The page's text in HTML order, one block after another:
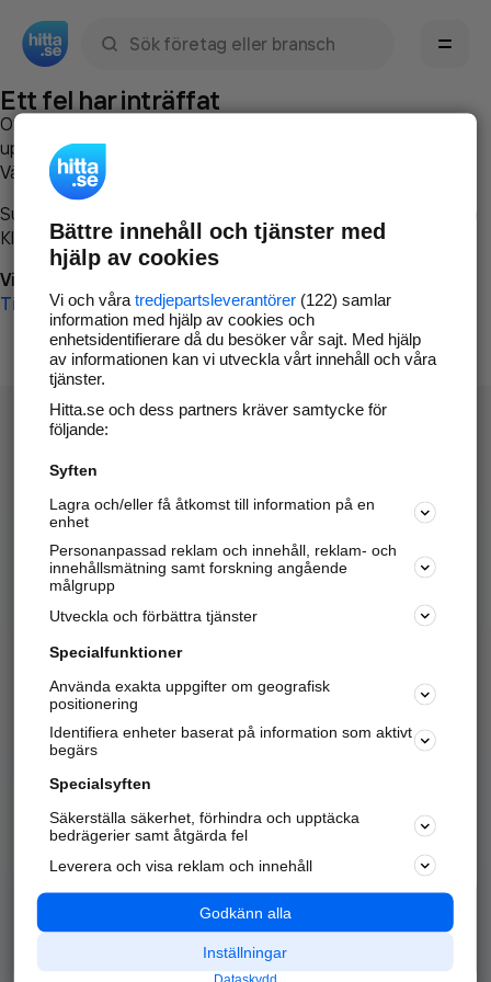
Ett fel har inträffat
Om du vill kan du
uppstod så att vi lättare och snabbare kan avhjälpa det.
Vänligen försök med följande:
Surfa till
Klicka påTillbaka-knappen i webbläsaren och försök igen
Vi beklagar besväret!
Till startsidan
Hitta.se - Gratis nummerupplysning.
Sök företag, personer och platser.
Hitta telefonnummer, adresser, företagsinfo mm.
Marknadsför företaget
Kom igång och annonsera mot
samarbetspartners nära dig.
Alla kategorier
Populära sökningar
API & Kartor
Annonsera
Integritet
Nödnummer
Bättre innehåll och tjänster med
hjälp av cookies
Vi och våra tredjepartsleverantörer(122) samlar
information med hjälp av cookies och
enhetsidentifierare då du besöker vår sajt. Med hjälp
av informationen kan vi utveckla vårt innehåll och våra
tjänster.
Hitta.se och dess partners kräver samtycke för
följande:
Syften
Lagra och/eller få åtkomst till information på en
enhet
Personanpassad reklam och innehåll, reklam- och
innehållsmätning samt forskning angående
målgrupp
Utveckla och förbättra tjänster
Specialfunktioner
Använda exakta uppgifter om geografisk
positionering
Identifiera enheter baserat på information som aktivt
begärs
Specialsyften
Säkerställa säkerhet, förhindra och upptäcka
bedrägerier samt åtgärda fel
Leverera och visa reklam och innehåll
Godkänn alla
Inställningar
Dataskydd